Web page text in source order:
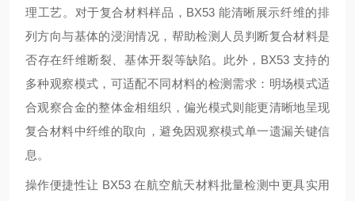
理工艺。对于复合材料样品，BX53 能清晰展示纤维的排
列方向与基体的浸润情况，帮助检测人员判断复合材料是
否存在纤维断裂、基体开裂等缺陷。此外，BX53 支持的
多种观察模式，可适配不同材料的检测需求：明场模式适
合观察合金的整体金相组织，偏光模式则能更清晰地呈现
复合材料中纤维的取向，避免因观察模式单一遗漏关键信
息。
操作便捷性让 BX53 在航空航天材料批量检测中更具实用